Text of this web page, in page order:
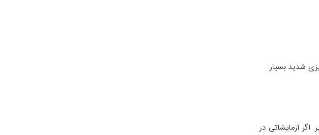
شدید بسیار
آزمایشاتی در